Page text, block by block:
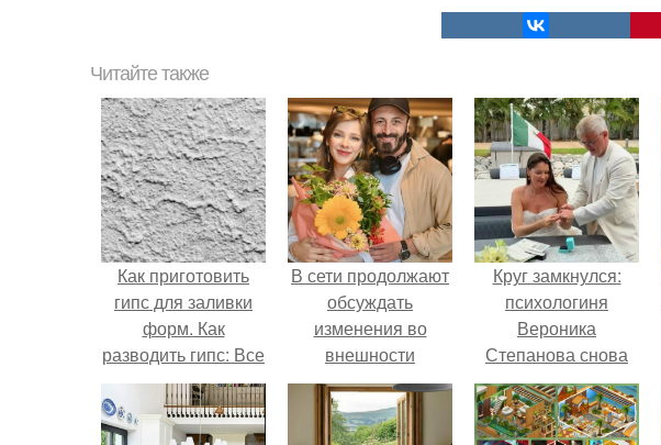
Читайте также
Как приготовить
гипс для заливки
форм. Как
разводить гипс: Все
о приготовлении
идеального
раствора
В сети продолжают
обсуждать
изменения во
внешности
актрисы.
Круг замкнулся:
психологиня
Вероника
Степанова снова
вышла замуж за
собственного
бывшего мужа.